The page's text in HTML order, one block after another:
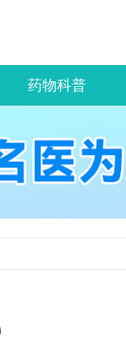
药物科普